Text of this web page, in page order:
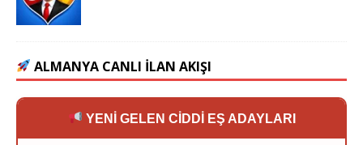
ALMANYA CANLI İLAN AKIŞI
YENİ GELEN CİDDİ EŞ ADAYLARI